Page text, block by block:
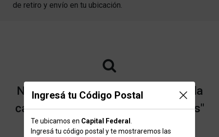
Ingresá tu Código Postal
Te ubicamos en Capital Federal
Ingresá tu código postal y te mostraremos las
de retiro y envío en tu ubicación.
No encontramos resultados para la
categoría "Rebotadores de Pelotas"
que buscaste.